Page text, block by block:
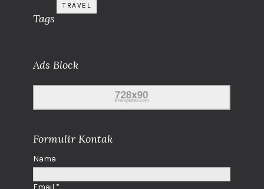
Tags
TRAVEL
Ads Block
Formulir Kontak
Nama
Email *